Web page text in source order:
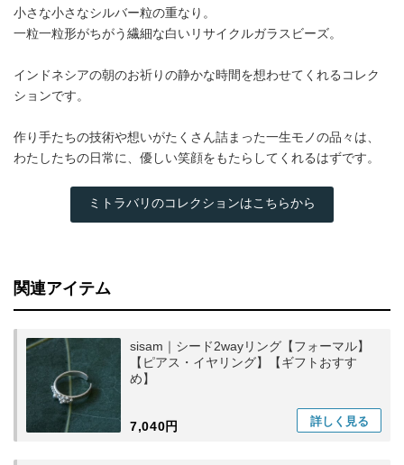
小さな小さなシルバー粒の重なり。
一粒一粒形がちがう繊細な白いリサイクルガラスビーズ。
インドネシアの朝のお祈りの静かな時間を想わせてくれるコレク
ションです。
作り手たちの技術や想いがたくさん詰まった一生モノの品々は、
わたしたちの日常に、優しい笑顔をもたらしてくれるはずです。
ミトラバリのコレクションはこちらから
関連アイテム
sisam｜シード2wayリング【フォーマル】
【ピアス・イヤリング】【ギフトおすす
め】
7,040円 詳しく 見る